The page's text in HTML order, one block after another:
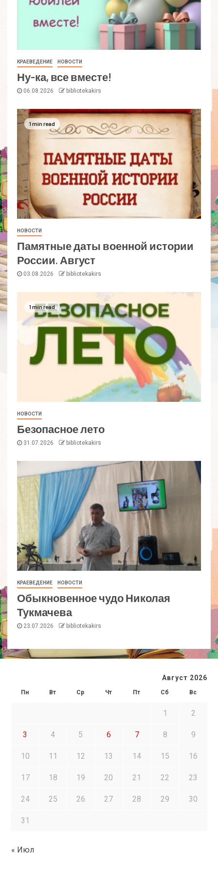
КРАЕВЕДЕНИЕ НОВОСТИ
Ну-ка, все вместе!
06.08.2026 bibliotekakirs
1 min read
НОВОСТИ
Памятные даты военной истории
России. Август
03.08.2026 bibliotekakirs
1 min read
НОВОСТИ
Безопасное лето
31.07.2026 bibliotekakirs
КРАЕВЕДЕНИЕ НОВОСТИ
Обыкновенное чудо Николая
Тукмачева
23.07.2026 bibliotekakirs
Август 2026
Пн Вт Ср Чт Пт Сб Вс
1 2
3 4 5 6 7 8 9
10 11 12 13 14 15 16
17 18 19 20 21 22 23
24 25 26 27 28 29 30
31
« Июл